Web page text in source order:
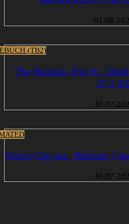
(TB2)
The Batman: Part II –
Erster Clip aus „Batman: